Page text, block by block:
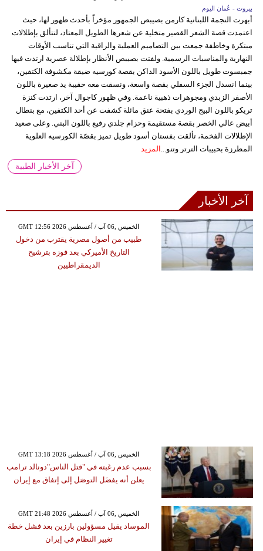
بيروت - عُمان اليوم
أبهرت النجمة اللبنانية كارمن بصيبص الجمهور مؤخراً بأحدث ظهور لها، حيث
اعتمدت قصة الشعر القصير متخلية عن شعرها الطويل المعتاد، لتتألق بإطلالات
مبتكرة وخاطفة جمعت بين التصاميم العملية والراقية التي تناسب الأوقات
النهارية والمناسبات الرسمية. ولفتت بصيبص الأنظار بإطلالة عصرية ارتدت فيها
جمبسوت طويل باللون الأسود الداكن بقصة كورسيه ضيقة مكشوفة الكتفين،
بينما انسدل الجزء السفلي بقصة واسعة، ونسقت معه حقيبة يد صغيرة باللون
الأصفر الزبدي ومجوهرات ذهبية ناعمة. وفي ظهور كاجوال آخر، ارتدت كنزة
تريكو باللون البيج الوردي بفتحة عنق مائلة كشفت عن أحد الكتفين، مع بنطال
أبيض عالي الخصر بقصة مستقيمة وحزام جلدي رفيع باللون البني. وعلى صعيد
الإطلالات الفخمة، تألقت بفستان أسود طويل تميز بقصّة الكورسيه العلوية
المطرزة بحبيبات الترتر وتنو... المزيد
آخر الأخبار الطبية
آخر الأخبار
GMT 12:56 2026 الخميس ,06 آب / أغسطس
طبيب من أصول مصرية يقترب من دخول
التاريخ الأميركي بعد فوزه بترشيح
الديمقراطيين
GMT 13:18 2026 الخميس ,06 آب / أغسطس
بسبب عدم رغبته في "قتل الناس"دونالد ترامب
يعلن أنه يفضَل التوصَل إلى إتفاق مع إيران
GMT 21:48 2026 الخميس ,06 آب / أغسطس
الموساد يقيل مسؤولين بارزين بعد فشل خطة
تغيير النظام في إيران